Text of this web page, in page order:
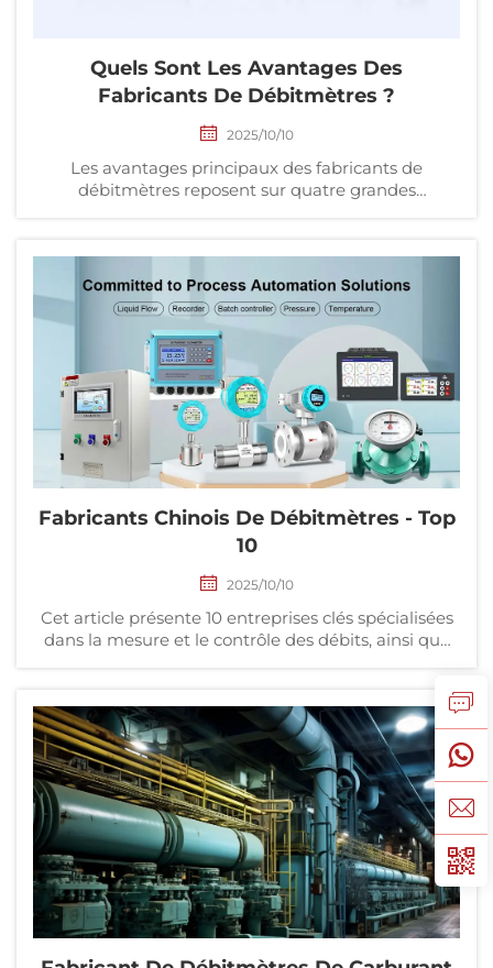
Quels Sont Les Avantages Des
Fabricants De Débitmètres ?
2025/10/10
Les avantages principaux des fabricants de
débitmètres reposent sur quatre grandes
d'approvisionnement et la conformité aux normes
industrielles. Par ailleurs, ils développent une
compétitivité différenciée en s'appuyant sur...
Fabricants Chinois De Débitmètres - Top
10
2025/10/10
Cet article présente 10 entreprises clés spécialisées
dans la mesure et le contrôle des débits, ainsi que
Endress+Hauser Chine de Suisse, Honeywell Chine
des États-Unis, etc.